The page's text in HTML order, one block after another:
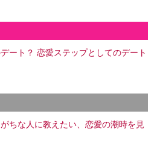
ート？ 恋愛ステップとしてのデート
ちな人に教えたい、恋愛の潮時を見